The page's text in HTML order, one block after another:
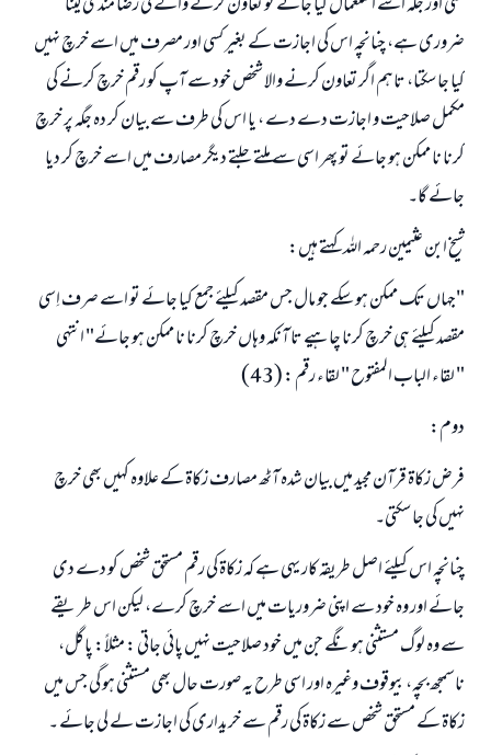
ضروری ہے، چنانچہ اس کی اجازت کے بغیر کسی اور مصرف میں اسے خرچ نہیں
کیا جا سکتا، تاہم اگر تعاون کرنے والا شخص خود سے آپ کو رقم خرچ کرنے کی
مکمل صلاحیت و اجازت دے دے ، یا اس کی طرف سے بیان کر دہ جگہ پر خرچ
کرنا نا ممکن ہو جائے تو پھر اسی سے ملتے جلتے دیگر مصارف میں اسے خرچ کر دیا
جائے گا۔
شیخ ابن عثیمین رحمہ اللہ کہتے ہیں:
"جہاں تک ممکن ہو سکے جو مال جس مقصد کیلئے جمع کیا جائے تو اسے صرف اِسی
مقصد کیلئے ہی خرچ کرنا چاہیے تا آنکہ وہاں خرچ کرنا نا ممکن ہو جائے" انتہی
" لقاء الباب المفتوح " لقاء رقم : (43)
دوم:
فرض زکاۃ قرآن مجید میں بیان شدہ آٹھ مصارف زکاۃ کے علاوہ کہیں بھی خرچ
نہیں کی جا سکتی۔
چنانچہ اس کیلئے اصل طریقہ کار یہی ہے کہ زکاۃ کی رقم مستحق شخص کو دے دی
جائے اور وہ خود سے اپنی ضروریات میں اسے خرچ کرے، لیکن اس طریقے
سے وہ لوگ مستثنی ہونگے جن میں خود صلاحیت نہیں پائی جاتی : مثلاً: پاگل،
ناسمجھ بچہ، بیوقوف وغیرہ اور اسی طرح یہ صورت حال بھی مستثنی ہو گی جس میں
زکاۃ کے مستحق شخص سے زکاۃ کی رقم سے خریداری کی اجازت لے لی جائے ۔